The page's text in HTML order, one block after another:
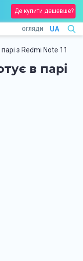
Де купити дешевше?
ОГЛЯДИ UA
з Redmi Note 11
в парі